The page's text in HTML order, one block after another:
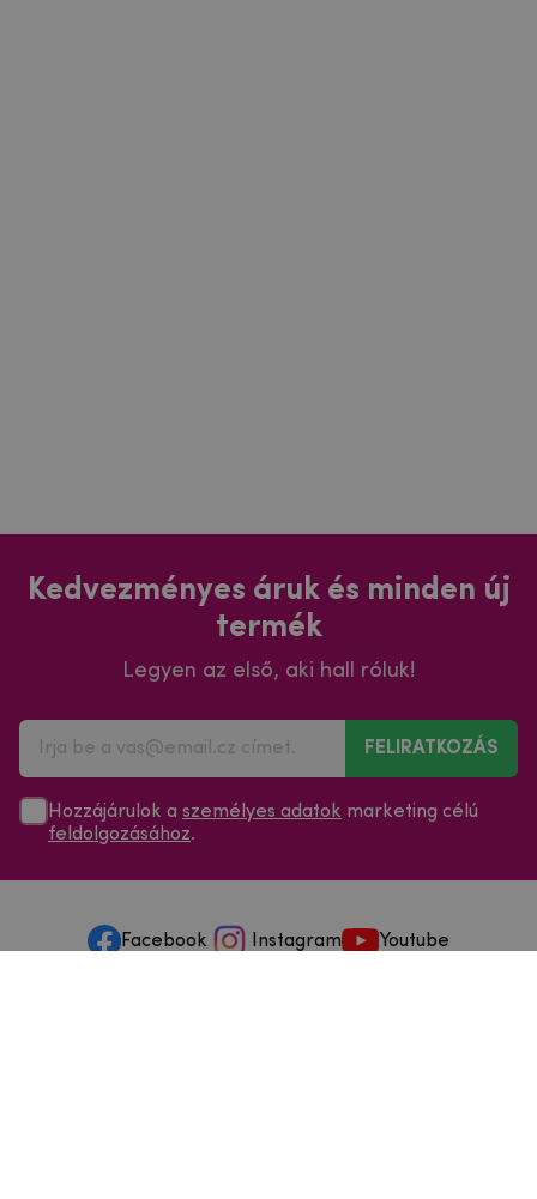
Kedvezményes áruk és minden új
termék
Legyen az első, aki hall róluk!
FELIRATKOZÁS
Hozzájárulok a személyes adatok marketing célú
feldolgozásához.
Facebook Instagram Youtube